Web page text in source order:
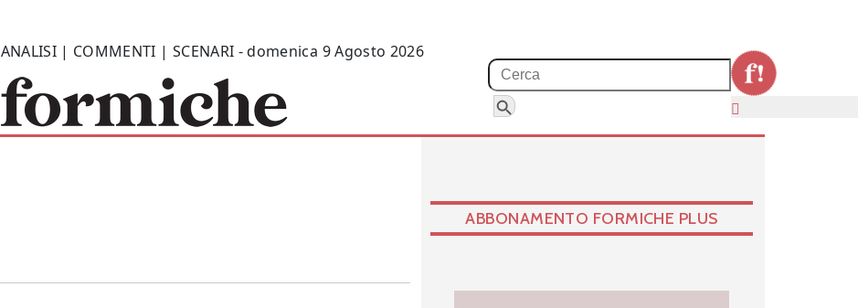
ANALISI | COMMENTI | SCENARI - domenica 9 Agosto 2026
Search Button
ABBONAMENTO FORMICHE PLUS